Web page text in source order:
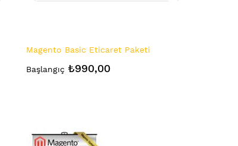
Magento Basic Eticaret Paketi
Başlangıç ₺990,00